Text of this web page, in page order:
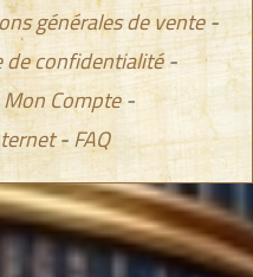
générales de vente
confidentialité
Mon Compte
FAQ